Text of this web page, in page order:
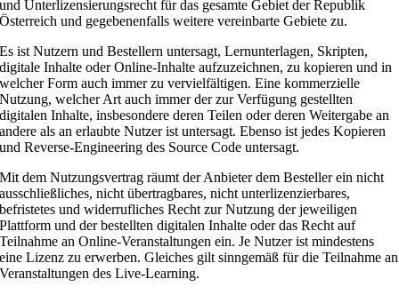
und Unterlizensierungsrecht für das gesamte Gebiet der Republik
Österreich und gegebenenfalls weitere vereinbarte Gebiete zu.
Es ist Nutzern und Bestellern untersagt, Lernunterlagen, Skripten,
digitale Inhalte oder Online-Inhalte aufzuzeichnen, zu kopieren und in
welcher Form auch immer zu vervielfältigen. Eine kommerzielle
Nutzung, welcher Art auch immer der zur Verfügung gestellten
digitalen Inhalte, insbesondere deren Teilen oder deren Weitergabe an
andere als an erlaubte Nutzer ist untersagt. Ebenso ist jedes Kopieren
und Reverse-Engineering des Source Code untersagt.
Mit dem Nutzungsvertrag räumt der Anbieter dem Besteller ein nicht
ausschließliches, nicht übertragbares, nicht unterlizenzierbares,
befristetes und widerrufliches Recht zur Nutzung der jeweiligen
Plattform und der bestellten digitalen Inhalte oder das Recht auf
Teilnahme an Online-Veranstaltungen ein. Je Nutzer ist mindestens
eine Lizenz zu erwerben. Gleiches gilt sinngemäß für die Teilnahme an
Veranstaltungen des Live-Learning.